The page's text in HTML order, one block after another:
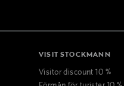
VISIT STOCKMANN
Visitor discount 10 %